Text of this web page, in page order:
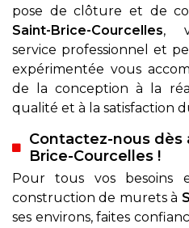
pose de clôture et de
Saint-Brice-Courcelles,
service professionnel et
expérimentée vous
de la conception à la
qualité et à la satisfaction
Contactez-nous dès
Brice-Courcelles !
Pour tous vos
construction de murets à
ses environs, faites